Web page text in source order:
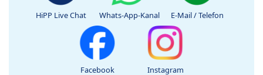
HiPP Live Chat Whats-App-Kanal E-Mail / Telefon
Facebook Instagram